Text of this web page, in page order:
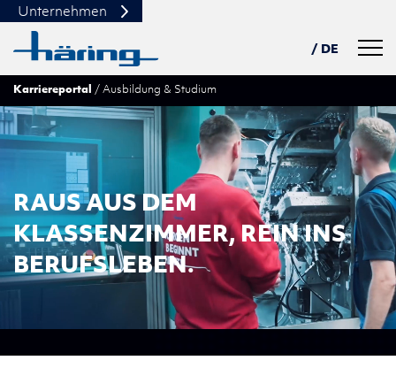
/ DE
PL
TN
中文
Karriereportal Ausbildung & Studium
RAUS AUS DEM
KLASSENZIMMER, REIN INS
BERUFSLEBEN.
Unternehmen